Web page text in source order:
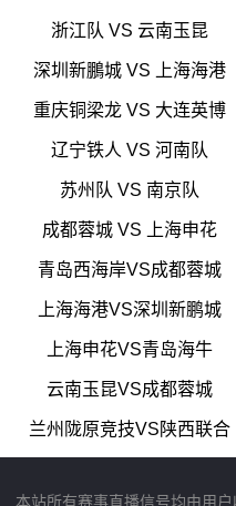
浙江队 VS 云南玉昆
深圳新鵬城 VS 上海海港
重庆铜梁龙 VS 大连英博
辽宁铁人 VS 河南队
苏州队 VS 南京队
成都蓉城 VS 上海申花
青岛西海岸VS成都蓉城
上海海港VS深圳新鹏城
上海申花VS青岛海牛
云南玉昆VS成都蓉城
兰州陇原竞技VS陕西联合
本站所有赛事直播信号均由用